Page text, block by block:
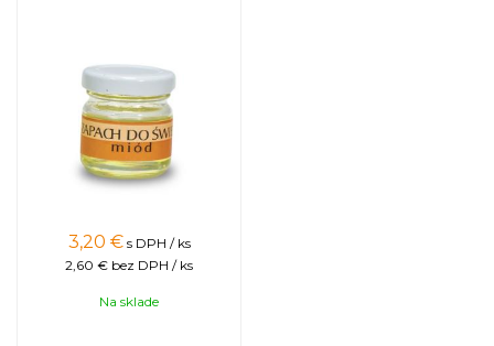
3,20 € s DPH / ks
2,60 € bez DPH / ks
Na sklade